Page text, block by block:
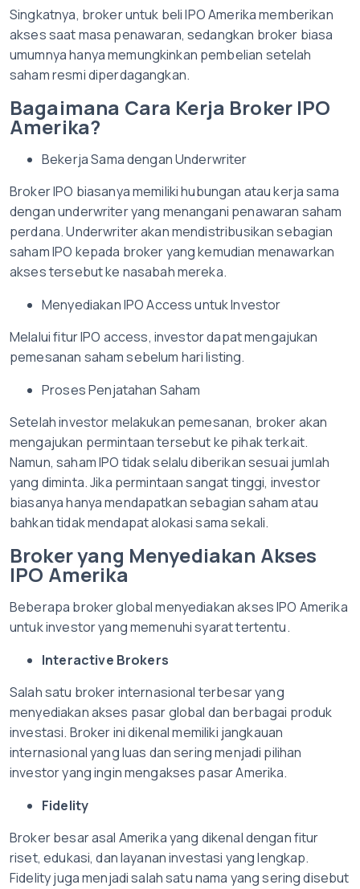
Singkatnya, broker untuk beli IPO Amerika memberikan
akses saat masa penawaran, sedangkan broker biasa
umumnya hanya memungkinkan pembelian setelah
saham resmi diperdagangkan.
Bagaimana Cara Kerja Broker IPO
Amerika?
Bekerja Sama dengan Underwriter
Broker IPO biasanya memiliki hubungan atau kerja sama
dengan underwriter yang menangani penawaran saham
perdana. Underwriter akan mendistribusikan sebagian
saham IPO kepada broker yang kemudian menawarkan
akses tersebut ke nasabah mereka.
Menyediakan IPO Access untuk Investor
Melalui fitur IPO access, investor dapat mengajukan
pemesanan saham sebelum hari listing.
Proses Penjatahan Saham
Setelah investor melakukan pemesanan, broker akan
mengajukan permintaan tersebut ke pihak terkait.
Namun, saham IPO tidak selalu diberikan sesuai jumlah
yang diminta. Jika permintaan sangat tinggi, investor
biasanya hanya mendapatkan sebagian saham atau
bahkan tidak mendapat alokasi sama sekali.
Broker yang Menyediakan Akses
IPO Amerika
Beberapa broker global menyediakan akses IPO Amerika
untuk investor yang memenuhi syarat tertentu.
Interactive Brokers
Salah satu broker internasional terbesar yang
menyediakan akses pasar global dan berbagai produk
investasi. Broker ini dikenal memiliki jangkauan
internasional yang luas dan sering menjadi pilihan
investor yang ingin mengakses pasar Amerika.
Fidelity
Broker besar asal Amerika yang dikenal dengan fitur
riset, edukasi, dan layanan investasi yang lengkap.
Fidelity juga menjadi salah satu nama yang sering disebut